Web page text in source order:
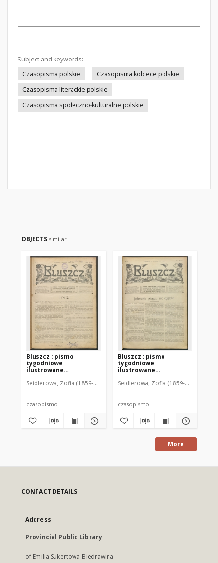
Subject and keywords:
Czasopisma polskie
Czasopisma kobiece polskie
Czasopisma literackie polskie
Czasopisma społeczno-kulturalne polskie
OBJECTS similar
Bluszcz : pismo
tygodniowe
ilustrowane
kobiecym, 1912 R. 48, nr
Seidlerowa, Zofia (1859-1919). Red. i Wyd.
czasopismo
Bluszcz : pismo
tygodniowe
ilustrowane
kobiecym, 1912 R. 48, nr
Seidlerowa, Zofia (1859-1919). Red.
czasopismo
More
CONTACT DETAILS
Address
Provincial Public Library
of Emilia Sukertowa-Biedrawina